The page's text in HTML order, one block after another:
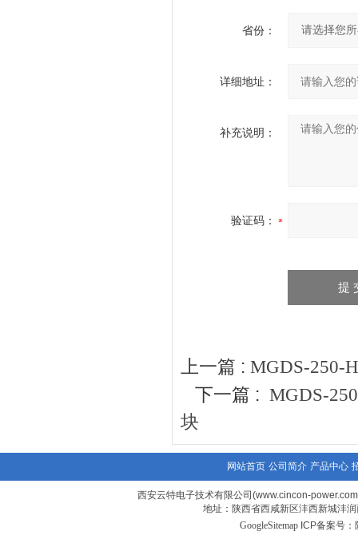
省份：
详细地址：
补充说明：
验证码：
上一篇 : MGDS-250-
下一篇 : MGDS-
块
网站首页 公司简介 产品中心
西安云特电子技术有限公司(www.cincon-
地址：陕西省西咸新区沣西新城沣
GoogleSitemap ICP备案号：